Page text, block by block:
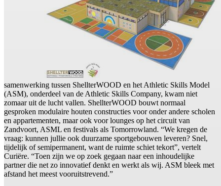
samenwerking tussen ShellterWOOD en het Athletic Skills Model
(ASM), onderdeel van de Athletic Skills Company, kwam niet
zomaar uit de lucht vallen. ShellterWOOD bouwt normaal
gesproken modulaire houten constructies voor onder andere scholen
en appartementen, maar ook voor lounges op het circuit van
Zandvoort, ASML en festivals als Tomorrowland. “We kregen de
vraag: kunnen jullie ook duurzame sportgebouwen leveren? Snel,
tijdelijk of semipermanent, want de ruimte schiet tekort”, vertelt
Curiëre. “Toen zijn we op zoek gegaan naar een inhoudelijke
partner die net zo innovatief denkt en werkt als wij. ASM bleek met
afstand het meest vooruitstrevend.”